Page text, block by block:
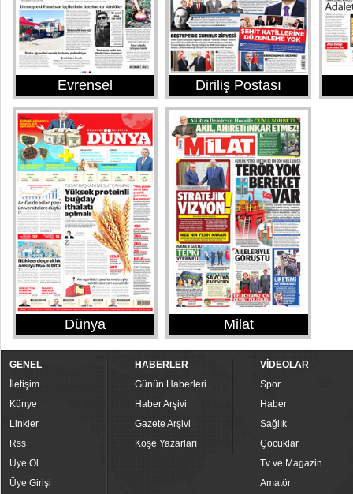
Evrensel Diriliş Postası
Dünya Milat
GENEL
İletişim
Künye
Linkler
Rss
Üye Ol
Üye Girişi
HABERLER
Günün Haberleri
Haber Arşivi
Gazete Arşivi
Köşe Yazarları
VİDEOLAR
Spor
Haber
Sağlık
Çocuklar
Tv ve Magazin
Amatör